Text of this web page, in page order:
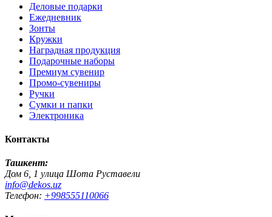
Деловые подарки
Ежедневник
Зонты
Кружки
Наградная продукция
Подарочные наборы
Премиум сувенир
Промо-сувениры
Ручки
Сумки и папки
Электроника
Контакты
Ташкент:
Дом 6, 1 улица Шота Руставели
info@dekos.uz
Телефон: +998555110066